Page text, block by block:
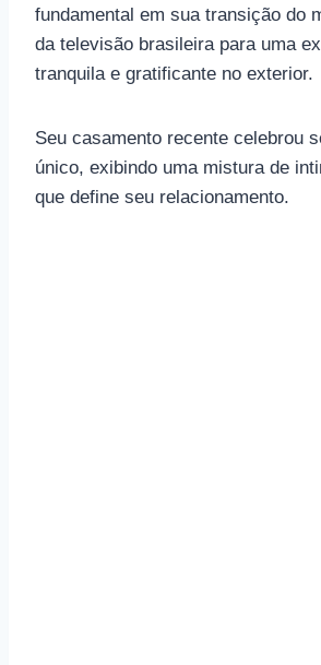
fundamental em sua transição do
da televisão brasileira para uma
tranquila e gratificante no exterior.
Seu casamento recente celebrou
único, exibindo uma mistura de
que define seu relacionamento.